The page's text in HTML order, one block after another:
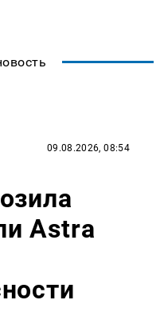
09.08.2026, 08:54
Astra